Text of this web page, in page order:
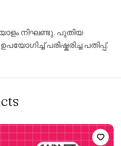
നിഘണ്ടു. പുതിയ
പരിഷ്കരിച്ച പതിപ്പ്.